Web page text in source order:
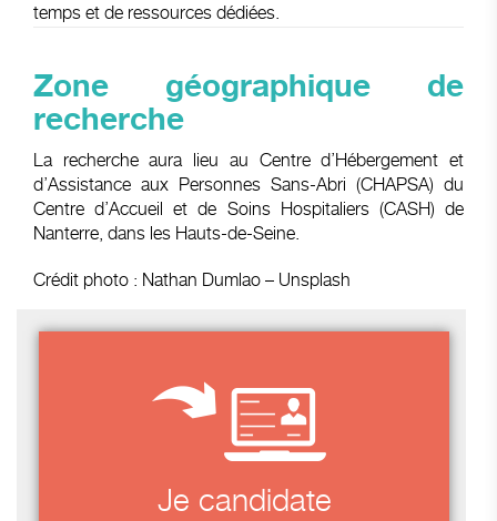
temps et de ressources dédiées.
Zone géographique de
recherche
La recherche aura lieu au Centre d’Hébergement et
d’Assistance aux Personnes Sans-Abri (CHAPSA) du
Centre d’Accueil et de Soins Hospitaliers (CASH) de
Nanterre, dans les Hauts-de-Seine.
Crédit photo : Nathan Dumlao – Unsplash
Je candidate